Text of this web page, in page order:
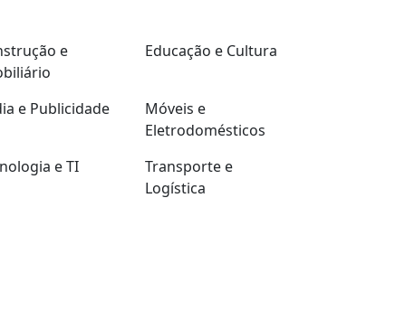
e
Educação e Cultura
e Publicidade
Móveis e
Eletrodomésticos
e TI
Transporte e
Logística